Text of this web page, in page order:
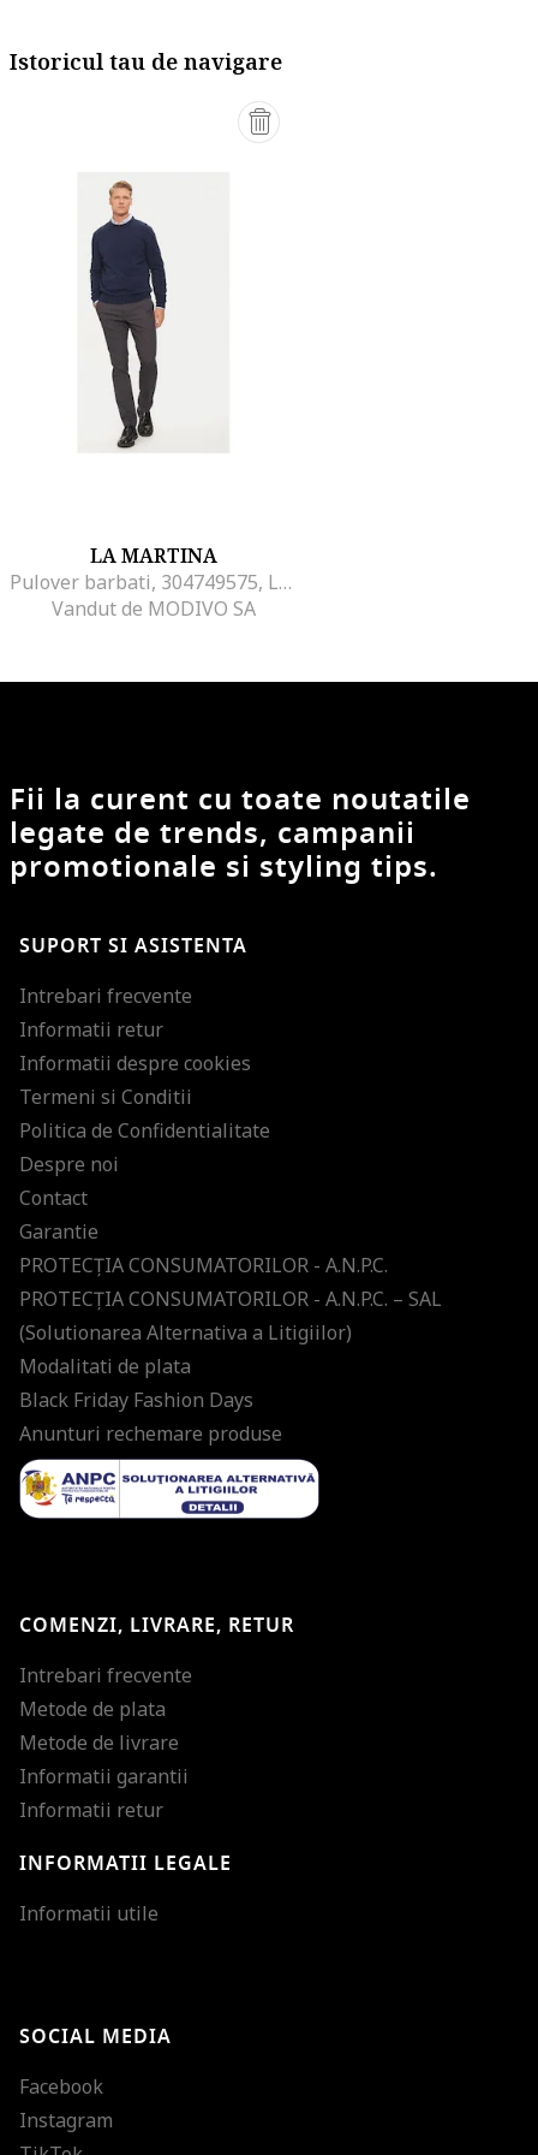
Istoricul tau de navigare
LA MARTINA
Pulover barbati, 304749575, Lana, L INTL, Albastru
Vandut de MODIVO SA
Fii la curent cu toate noutatile
legate de trends, campanii
promotionale si styling tips.
SUPORT SI ASISTENTA
Intrebari frecvente
Informatii retur
Informatii despre cookies
Termeni si Conditii
Politica de Confidentialitate
Despre noi
Contact
Garantie
PROTECŢIA CONSUMATORILOR - A.N.P.C.
PROTECŢIA CONSUMATORILOR - A.N.P.C. – SAL
(Solutionarea Alternativa a Litigiilor)
Modalitati de plata
Black Friday Fashion Days
Anunturi rechemare produse
COMENZI, LIVRARE, RETUR
Intrebari frecvente
Metode de plata
Metode de livrare
Informatii garantii
Informatii retur
INFORMATII LEGALE
Informatii utile
SOCIAL MEDIA
Facebook
Instagram